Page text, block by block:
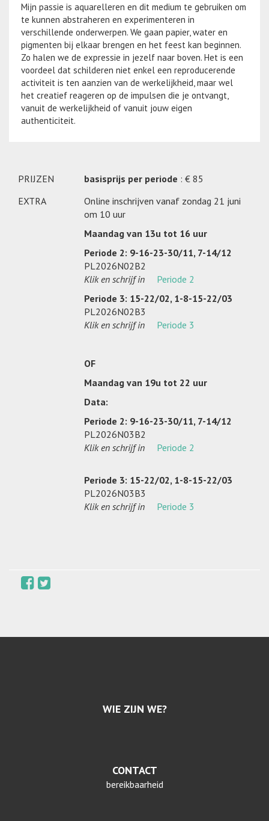
Mijn passie is aquarelleren en dit medium te gebruiken om
te kunnen abstraheren en experimenteren in
verschillende onderwerpen. We gaan papier, water en
pigmenten bij elkaar brengen en het feest kan beginnen.
Zo halen we de expressie in jezelf naar boven. Het is een
voordeel dat schilderen niet enkel een reproducerende
activiteit is ten aanzien van de werkelijkheid, maar wel
het creatief reageren op de impulsen die je ontvangt,
vanuit de werkelijkheid of vanuit jouw eigen
authenticiteit.
PRIJZEN basisprijs per periode : € 85
EXTRA
Online inschrijven vanaf zondag 21 juni
om 10 uur
Maandag van 13u tot 16 uur
Periode 2: 9-16-23-30/11, 7-14/12
PL2026N02B2
Klik en schrijf in
Periode 2
Periode 3: 15-22/02, 1-8-15-22/03
PL2026N02B3
Klik en schrijf in
Periode 3
OF
Maandag van 19u tot 22 uur
Data:
Periode 2: 9-16-23-30/11, 7-14/12
PL2026N03B2
Klik en schrijf in
Periode 2
Periode 3: 15-22/02, 1-8-15-22/03
PL2026N03B3
Klik en schrijf in
Periode 3
WIE ZIJN WE?
CONTACT
bereikbaarheid